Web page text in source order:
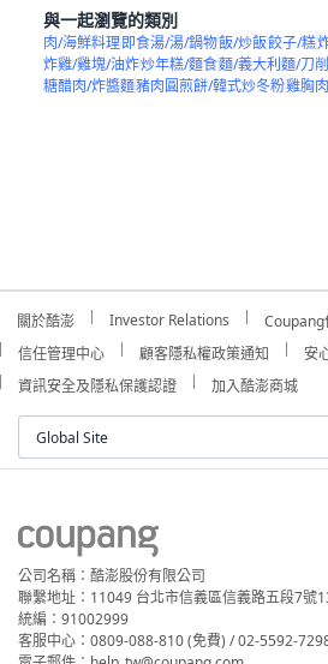
與一起瀏覽的類別
肉/海鮮料理即食湯/湯/鍋物飯/炒飯餃子/糕
炸雞/雞塊/油炸炒年糕/麵食麵/義大利麵/刀
糖醋肉/炸醬麵豬肉圓煎餅/韓式炒冬粉雞胸肉
關於酷澎 Investor Relations Coupang
信任管理中心
顧客隱私權政策通知 安
資訊安全及隱私保護認證
加入酷澎商城
Global Site
公司名稱：酷澎股份有限公司
聯繫地址：11049 台北市信義區信義路五段7號
統編：91002999
客服中心：0809-088-810 (免費) / 02-5592-